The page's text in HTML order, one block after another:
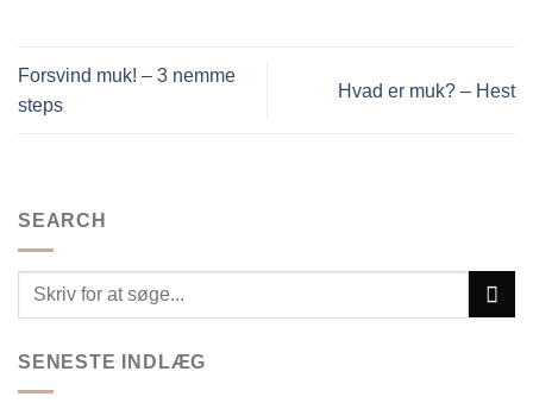
varianter.
Mulighederne
varesiden
Forsvind muk! – 3 nemme
steps
Hvad er muk? – Hest
SEARCH
SENESTE INDLÆG